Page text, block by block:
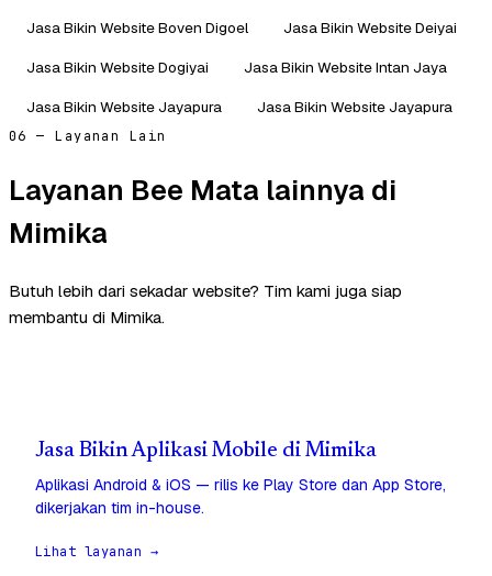
Jasa Bikin Website Boven Digoel
Jasa Bikin Website Deiyai
Jasa Bikin Website Dogiyai
Jasa Bikin Website Intan Jaya
Jasa Bikin Website Jayapura
Jasa Bikin Website Jayapura
06 — Layanan Lain
Layanan Bee Mata lainnya di
Mimika
Butuh lebih dari sekadar website? Tim kami juga siap
membantu di Mimika.
Jasa Bikin Aplikasi Mobile di Mimika
Aplikasi Android & iOS — rilis ke Play Store dan App Store,
dikerjakan tim in-house.
Lihat layanan →